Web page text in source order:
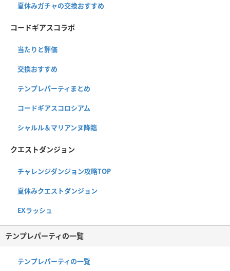
夏休みガチャの交換おすすめ
コードギアスコラボ
当たりと評価
交換おすすめ
テンプレパーティまとめ
コードギアスコロシアム
シャルル＆マリアンヌ降臨
クエストダンジョン
チャレンジダンジョン攻略TOP
夏休みクエストダンジョン
EXラッシュ
テンプレパーティの一覧
テンプレパーティの一覧